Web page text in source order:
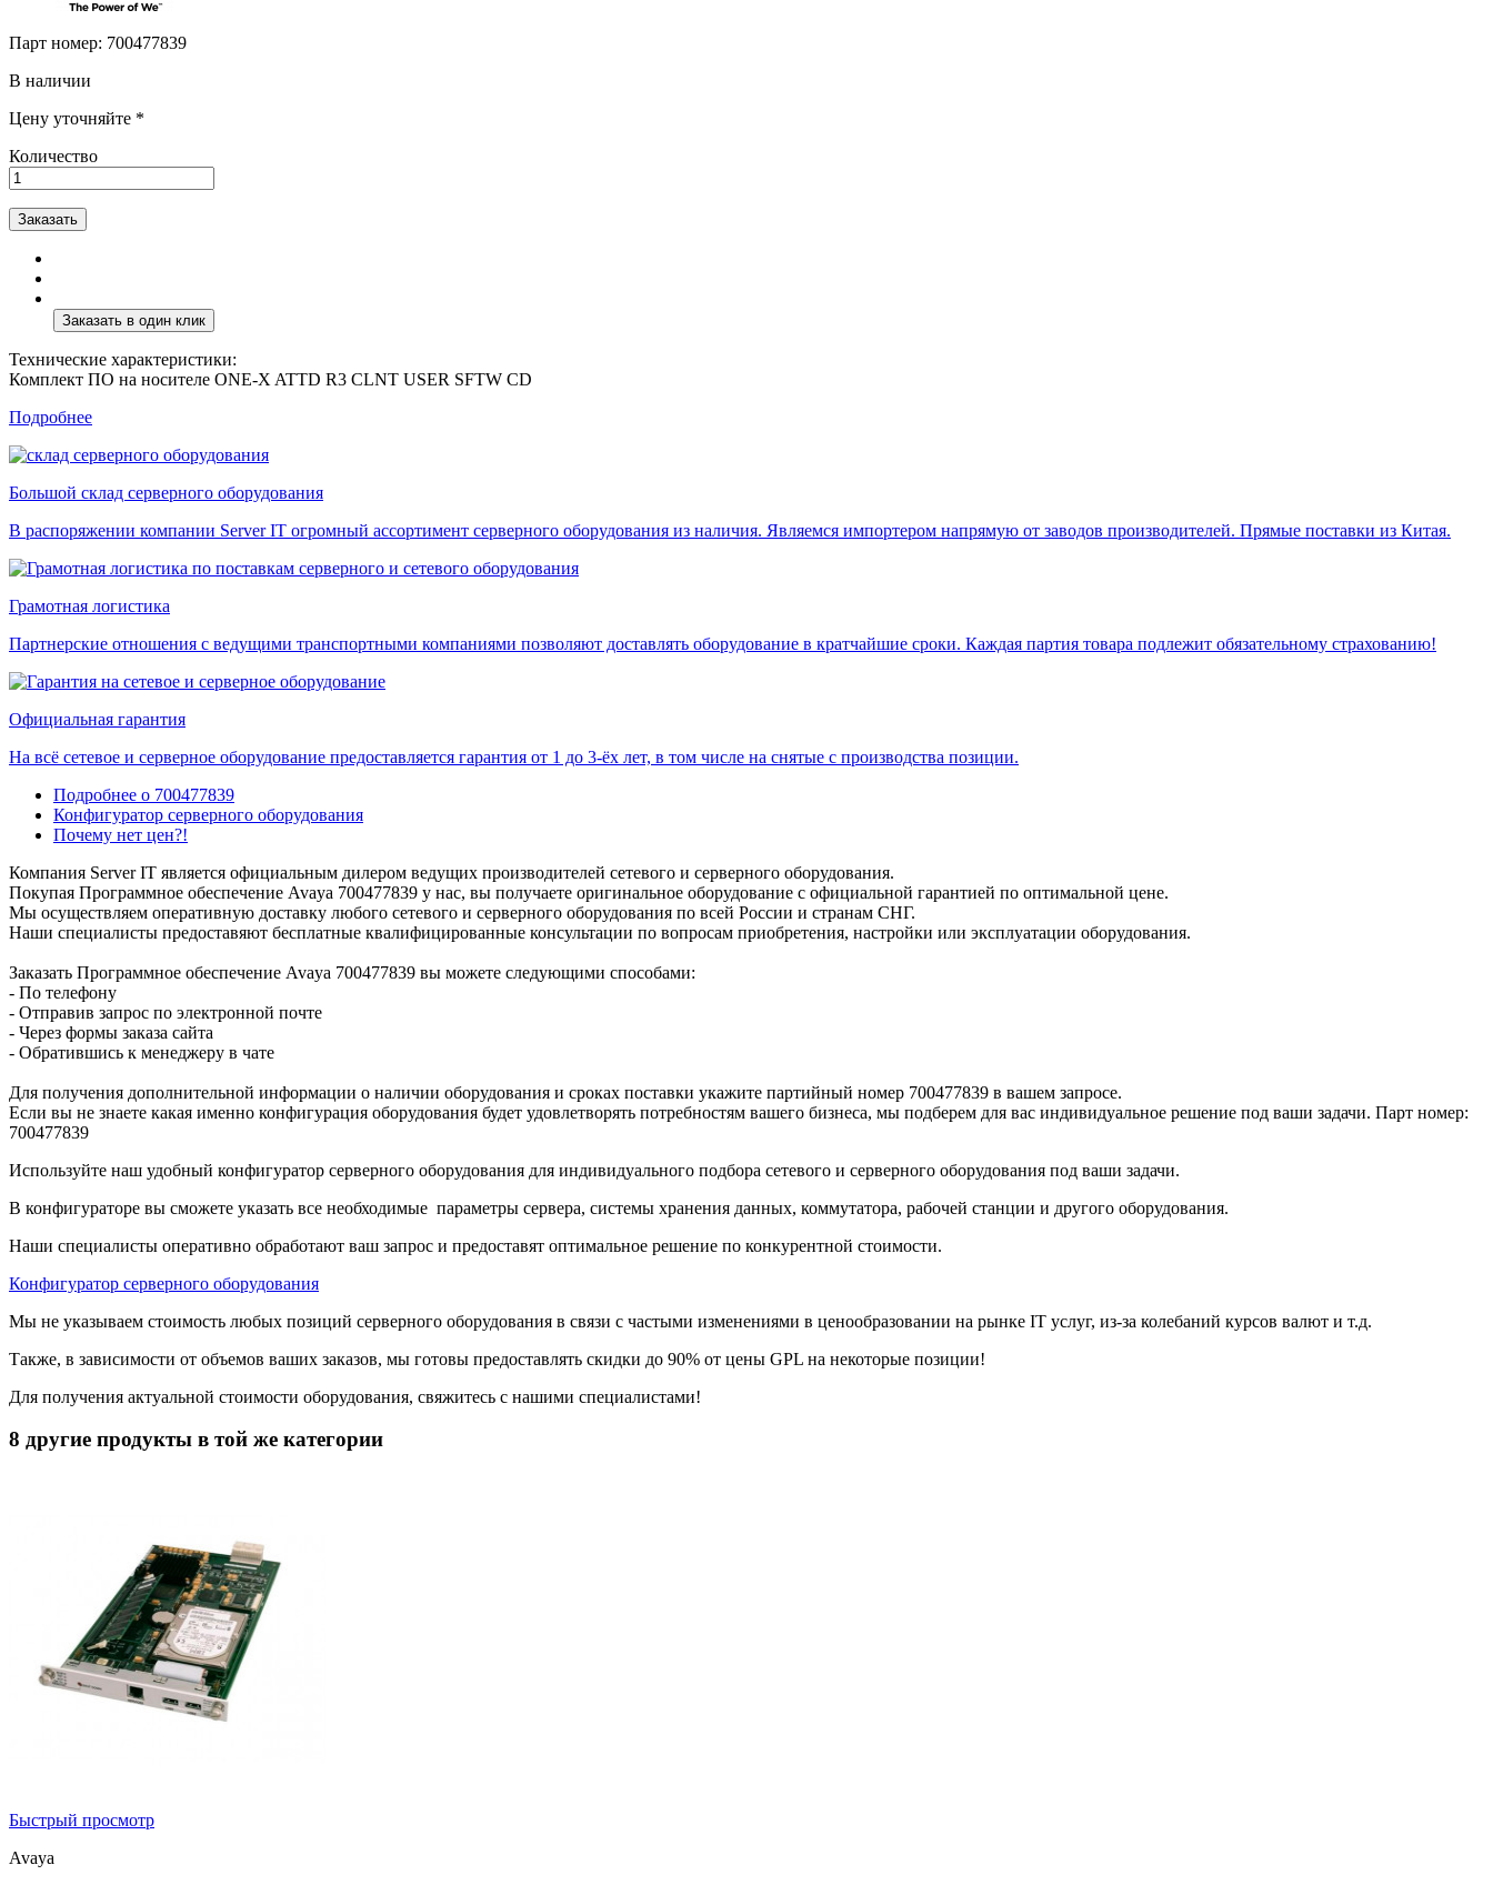
Парт номер: 700477839
В наличии
Цену уточняйте *
Количество
Заказать
Технические характеристики:
Комплект ПО на носителе ONE-X ATTD R3 CLNT USER SFTW CD
Подробнее
Большой склад серверного оборудования
В распоряжении компании Server IT огромный ассортимент серверного оборудования из наличия. Являемся импортером напрямую от заводов производителей. Прямые поставки из Китая.
Грамотная логистика
Партнерские отношения с ведущими транспортными компаниями позволяют доставлять оборудование в кратчайшие сроки. Каждая партия товара подлежит обязательному страхованию!
Официальная гарантия
На всё сетевое и серверное оборудование предоставляется гарантия от 1 до 3-ёх лет, в том числе на снятые с производства позиции.
Подробнее о 700477839
Конфигуратор серверного оборудования
Почему нет цен?!
Компания Server IT является официальным дилером ведущих производителей сетевого и серверного оборудования.
Покупая Программное обеспечение Avaya 700477839 у нас, вы получаете оригинальное оборудование с официальной гарантией по оптимальной цене.
Мы осуществляем оперативную доставку любого сетевого и серверного оборудования по всей России и странам СНГ.
Наши специалисты предоставяют бесплатные квалифицированные консультации по вопросам приобретения, настройки или эксплуатации оборудования.
Заказать Программное обеспечение Avaya 700477839 вы можете следующими способами:
- По телефону
- Отправив запрос по электронной почте
- Через формы заказа сайта
- Обратившись к менеджеру в чате
Для получения дополнительной информации о наличии оборудования и сроках поставки укажите партийный номер 700477839 в вашем запросе.
Если вы не знаете какая именно конфигурация оборудования будет удовлетворять потребностям вашего бизнеса, мы подберем для вас индивидуальное решение под ваши задачи. Парт номер:
700477839
Используйте наш удобный конфигуратор серверного оборудования для индивидуального подбора сетевого и серверного оборудования под ваши задачи.
В конфигураторе вы сможете указать все необходимые параметры сервера, системы хранения данных, коммутатора, рабочей станции и другого оборудования.
Наши специалисты оперативно обработают ваш запрос и предоставят оптимальное решение по конкурентной стоимости.
Конфигуратор серверного оборудования
Мы не указываем стоимость любых позиций серверного оборудования в связи с частыми изменениями в ценообразовании на рынке IT услуг, из-за колебаний курсов валют и т.д.
Также, в зависимости от объемов ваших заказов, мы готовы предоставлять скидки до 90% от цены GPL на некоторые позиции!
Для получения актуальной стоимости оборудования, свяжитесь с нашими специалистами!
8 другие продукты в той же категории
Быстрый просмотр
Avaya